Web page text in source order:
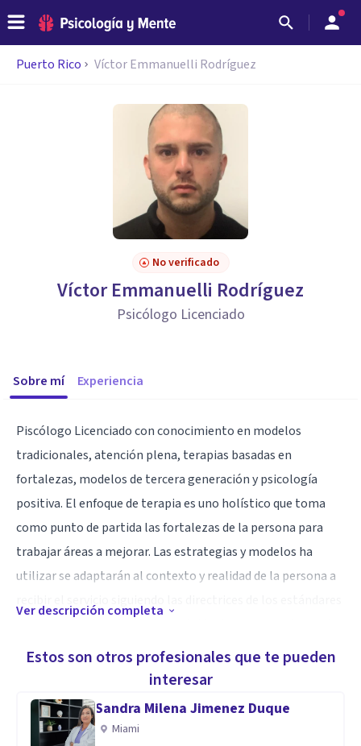
Puerto Rico Víctor Emmanuelli Rodríguez
No verificado
Víctor Emmanuelli Rodríguez
Psicólogo Licenciado
Sobre mí Experiencia
Piscólogo Licenciado con conocimiento en modelos
tradicionales, atención plena, terapias basadas en
fortalezas, modelos de tercera generación y psicología
positiva. El enfoque de terapia es uno holístico que toma
como punto de partida las fortalezas de la persona para
trabajar áreas a mejorar. Las estrategias y modelos ha
utilizar se adaptarán al contexto y realidad de la persona a
persona a ser la herramienta de su propio cambio y que
estas puedan identificar en ellas mismas cualidades que le
puedan guiar a su mejor versión.
Ver descripción completa
Estos son otros profesionales que te pueden
interesar
Sandra Milena Jimenez Duque
Miami